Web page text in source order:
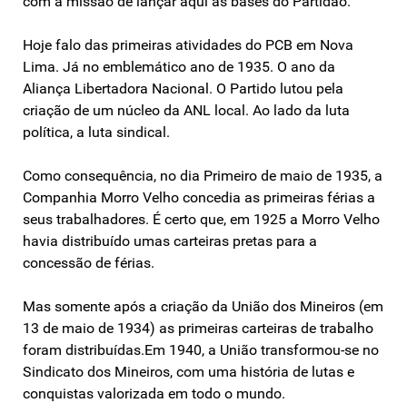
Hoje falo das primeiras atividades do PCB em Nova
Lima. Já no emblemático ano de 1935. O ano da
Aliança Libertadora Nacional. O Partido lutou pela
criação de um núcleo da ANL local. Ao lado da luta
política, a luta sindical.
Como consequência, no dia Primeiro de maio de 1935, a
Companhia Morro Velho concedia as primeiras férias a
seus trabalhadores. É certo que, em 1925 a Morro Velho
havia distribuído umas carteiras pretas para a
concessão de férias.
Mas somente após a criação da União dos Mineiros (em
13 de maio de 1934) as primeiras carteiras de trabalho
foram distribuídas.Em 1940, a União transformou-se no
Sindicato dos Mineiros, com uma história de lutas e
conquistas valorizada em todo o mundo.